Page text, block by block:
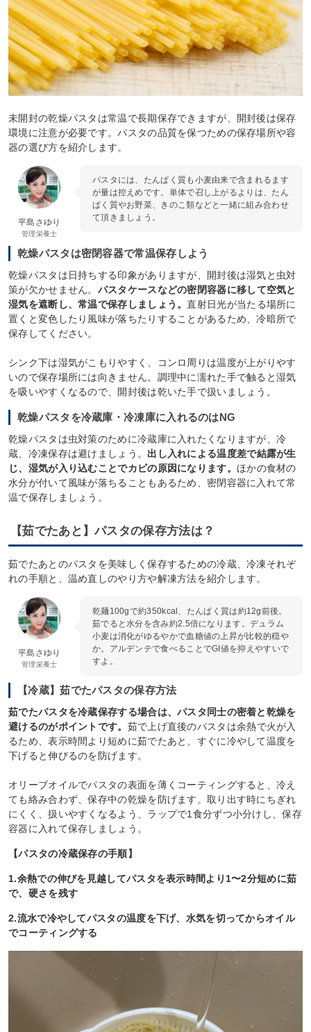
未開封の乾燥パスタは常温で長期保存できますが、開封後は保存
環境に注意が必要です。パスタの品質を保つための保存場所や容
器の選び方を紹介します。
平島さゆり
管理栄養士
パスタには、たんぱく質も小麦由来で含まれるます
が量は控えめです。単体で召し上がるよりは、たん
ぱく質やお野菜、きのこ類などと一緒に組み合わせ
て頂きましょう。
乾燥パスタは密閉容器で常温保存しよう
乾燥パスタは日持ちする印象がありますが、開封後は湿気と虫対
策が欠かせません。 パスタケースなどの密閉容器に移して空気と
湿気を遮断し、常温で保存しましょう。直射日光が当たる場所に
置くと変色したり風味が落ちたりすることがあるため、冷暗所で
保存してください。
シンク下は湿気がこもりやすく、コンロ周りは温度が上がりやす
いので保存場所には向きません。調理中に濡れた手で触ると湿気
を吸いやすくなるので、開封後は乾いた手で扱いましょう。
乾燥パスタを冷蔵庫・冷凍庫に入れるのはNG
乾燥パスタは虫対策のために冷蔵庫に入れたくなりますが、冷
蔵、冷凍保存は避けましょう。 出し入れによる温度差で結露が生
じ、湿気が入り込むことでカビの原因になります。 ほかの食材の
水分が付いて風味が落ちることもあるため、密閉容器に入れて常
温で保存しましょう。
【茹でたあと】パスタの保存方法は？
茹でたあとのパスタを美味しく保存するための冷蔵、冷凍それぞ
れの手順と、温め直しのやり方や解凍方法を紹介します。
平島さゆり
管理栄養士
乾麺100gで約350kcal、たんぱく質は約12g前後。
茹でると水分を含み約2.5倍になります。デュラム
小麦は消化がゆるやかで血糖値の上昇が比較的穏や
か。アルデンテで食べることでGI値を抑えやすいで
すよ。
【冷蔵】茹でたパスタの保存方法
茹でたパスタを冷蔵保存する場合は、パスタ同士の密着と乾燥を
避けるのがポイントです。 茹で上げ直後のパスタは余熱で火が入
るため、表示時間より短めに茹でたあと、すぐに冷やして温度を
下げると伸びるのを防げます。
オリーブオイルでパスタの表面を薄くコーティングすると、冷え
ても絡み合わず、保存中の乾燥を防げます。取り出す時にちぎれ
にくく、扱いやすくなるよう、ラップで1食分ずつ小分けし、保存
容器に入れて保存しましょう。
【パスタの冷蔵保存の手順】
1.余熱での伸びを見越してパスタを表示時間より1〜2分短めに茹
で、硬さを残す
2.流水で冷やしてパスタの温度を下げ、水気を切ってからオイル
でコーティングする